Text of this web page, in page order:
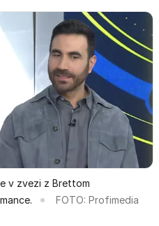
v zvezi z Brettom
FOTO: Profimedia